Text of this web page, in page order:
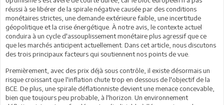
réussi à se libérer de la spirale négative causée par des conditions
monétaires strictes, une demande extérieure faible, une incertitude
géopolitique et la crise énergétique. À notre avis, le contexte actuel
conduira à un cycle d'assouplissement monétaire plus agressif que ce
que les marchés anticipent actuellement. Dans cet article, nous discutons
des trois principaux facteurs qui soutiennent nos points de vue.
Premièrement, avec des prix déjà sous contrôle, il existe désormais un
risque croissant que l'inflation chute trop en dessous de l'objectif de la
BCE. De plus, une spirale déflationniste devient une menace concevable,
bien que toujours peu probable, à l'horizon. Un environnement